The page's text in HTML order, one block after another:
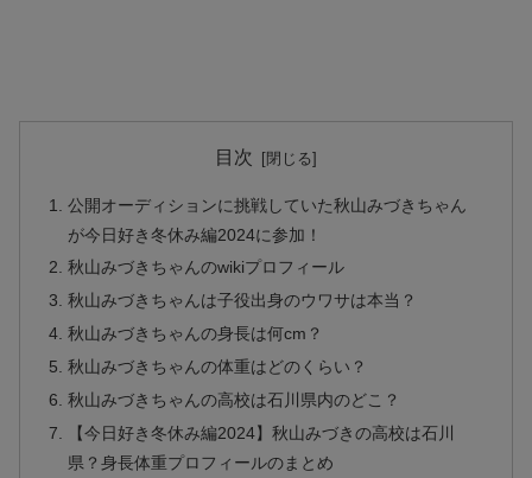
目次
公開オーディションに挑戦していた秋山みづきちゃん
が今日好き冬休み編2024に参加！
秋山みづきちゃんのwikiプロフィール
秋山みづきちゃんは子役出身のウワサは本当？
秋山みづきちゃんの身長は何cm？
秋山みづきちゃんの体重はどのくらい？
秋山みづきちゃんの高校は石川県内のどこ？
【今日好き冬休み編2024】秋山みづきの高校は石川
県？身長体重プロフィールのまとめ